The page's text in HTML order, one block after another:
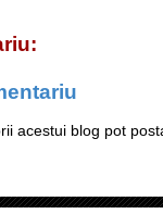
acestui blog pot